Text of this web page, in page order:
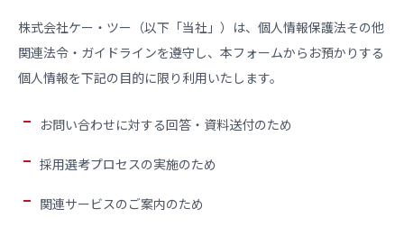
株式会社ケー・ツー（以下「当社」）は、個人情報保護法その他
関連法令・ガイドラインを遵守し、本フォームからお預かりする
個人情報を下記の目的に限り利用いたします。
お問い合わせに対する回答・資料送付のため
採用選考プロセスの実施のため
関連サービスのご案内のため